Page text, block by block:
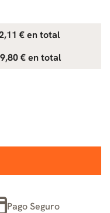
€ en total
€ en total
Pago Seguro